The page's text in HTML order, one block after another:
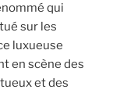
qui
sur les
luxueuse
en scène des
et des